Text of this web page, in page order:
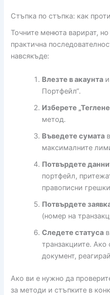
Стъпка по стъпка: как
Точните менюта варират,
практична
навсякъде:
Влезте в акаунта
Портфейл“.
Изберете
метод.
Въведете сумата
максималните
Потвърдете
портфейл,
правописни
Потвърдете
(номер на
Следете статуса
транзакциите. Ако
документ,
Ако ви е нужно да
за методи и стъпките в